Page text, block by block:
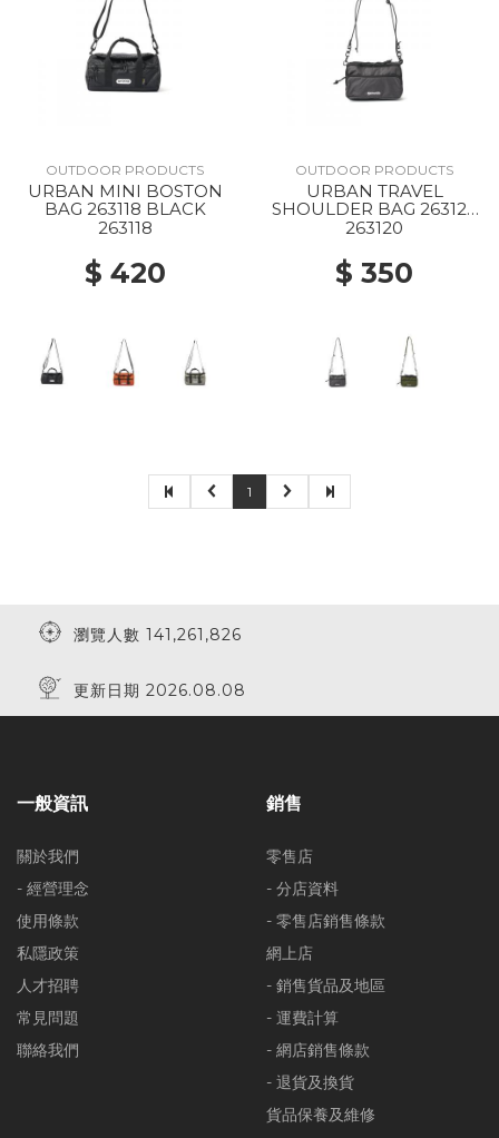
OUTDOOR PRODUCTS
URBAN MINI BOSTON
BAG 263118 BLACK
263118
$ 420
OUTDOOR PRODUCTS
URBAN TRAVEL
SHOULDER BAG 263120
CHARCOAL
263120
$ 350
1
瀏覽人數 141,261,826
更新日期 2026.08.08
一般資訊
關於我們
- 經營理念
使用條款
私隱政策
人才招聘
常見問題
聯絡我們
銷售
零售店
- 分店資料
- 零售店銷售條款
網上店
- 銷售貨品及地區
- 運費計算
- 網店銷售條款
- 退貨及換貨
貨品保養及維修